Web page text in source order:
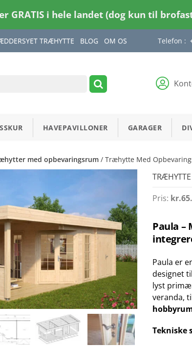
GRATIS i hele landet (dog kun til
TRÆHYTTE BLOG OM OS Telefon :
HAVEPAVILLONER GARAGER
med opbevaringsrum / Træhytte Med
Pris: kr.
Paula
Paula er
designet
lyst
veranda,
Tekniske